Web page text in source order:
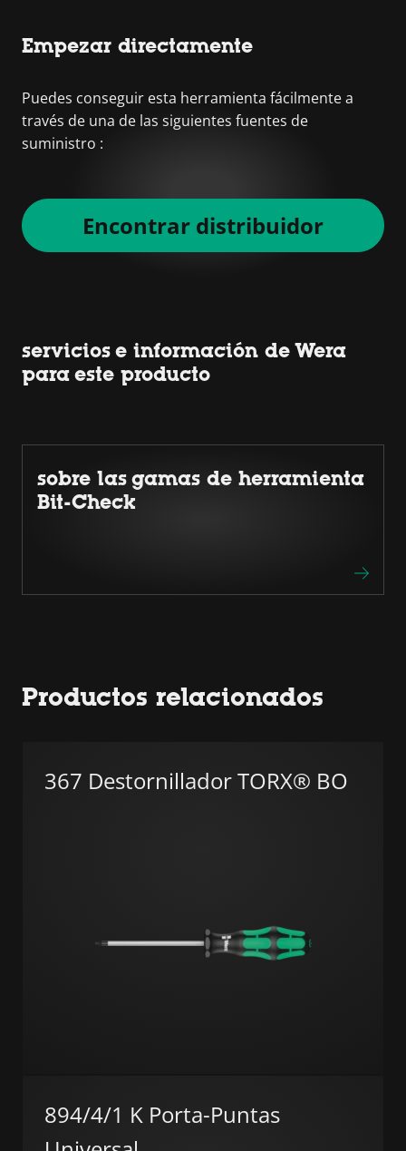
Empezar directamente
Puedes conseguir esta herramienta fácilmente a
través de una de las siguientes fuentes de
suministro :
Encontrar distribuidor
servicios e información de Wera
para este producto
sobre las gamas de herramienta
Bit-Check
Productos relacionados
367 Destornillador TORX® BO
894/4/1 K Porta-Puntas